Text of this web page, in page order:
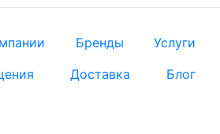
Бренды
Услуги
Доставка
Блог